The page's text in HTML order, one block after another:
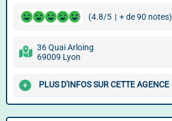
(4.8/5 | + de 90 notes)
36 Quai Arloing
69009 Lyon
PLUS D'INFOS SUR CETTE AGENCE